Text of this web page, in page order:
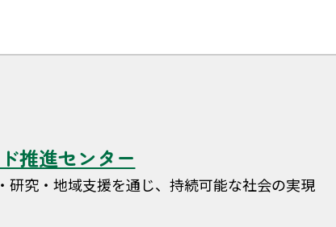
推進センター
研究・地域支援を通じ、持続可能な社会の実現